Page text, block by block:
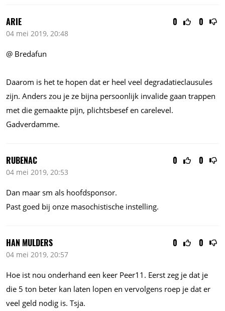
0 0
ARIE
04 mei 2019, 20:48
@ Bredafun
Daarom is het te hopen dat er heel veel degradatieclausules
zijn. Anders zou je ze bijna persoonlijk invalide gaan trappen
met die gemaakte pijn, plichtsbesef en carelevel.
Gadverdamme.
0 0
RUBENAC
04 mei 2019, 20:53
Dan maar sm als hoofdsponsor.
Past goed bij onze masochistische instelling.
0 0
HAN MULDERS
04 mei 2019, 20:57
Hoe ist nou onderhand een keer Peer11. Eerst zeg je dat je
die 5 ton beter kan laten lopen en vervolgens roep je dat er
veel geld nodig is. Tsja.